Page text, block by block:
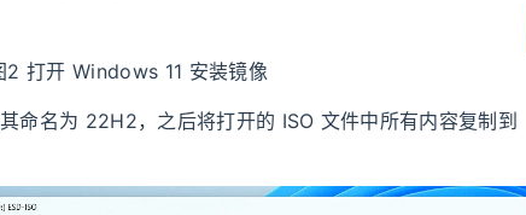
2 打开 Windows 11 安装镜像
命名为 22H2，之后将打开的 ISO 文件中所有内容复制到